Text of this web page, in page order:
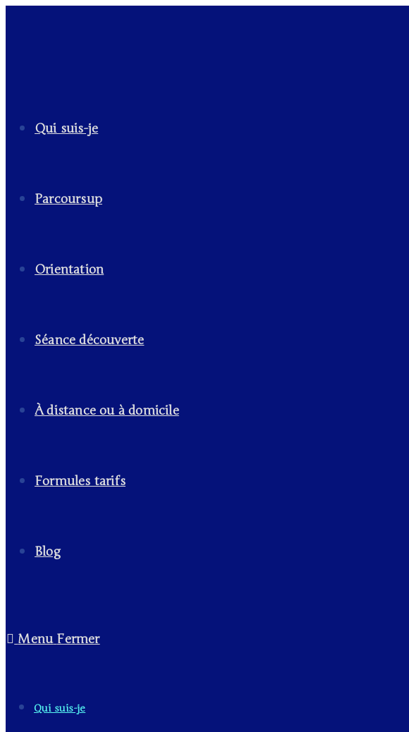
Qui suis-je
Parcoursup
Orientation
Séance découverte
À distance ou à domicile
Formules tarifs
Blog
Menu Fermer
Qui suis-je